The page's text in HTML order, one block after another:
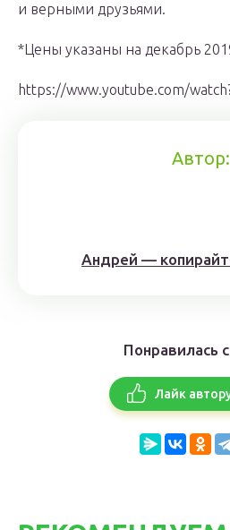
и верными друзьями.
*Цены указаны на декабрь
https://www.youtube.com/
Автор:
Андрей —
Понравилась
Лайк